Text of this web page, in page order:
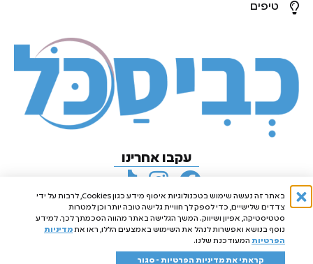
טיפים
עקבו אחרינו
באתר זה נעשה שימוש בטכנולוגיות איסוף מידע כגון Cookies, לרבות על ידי
צדדים שלישיים, כדי לספק לך חוויית גלישה טובה יותר וכן למטרות
סטטיסטיקה, אפיון ושיווק. המשך הגלישה באתר מהווה הסכמתך לכך. למידע
נוסף בנושא ואפשרות לנהל את השימוש באמצעים הללו, ראו אתמדיניות
הפרטיות המעודכנת שלנו.
קראתי את מדיניות הפרטיות - סגור